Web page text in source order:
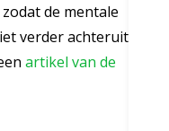
de mentale
verder achteruit
artikel van de